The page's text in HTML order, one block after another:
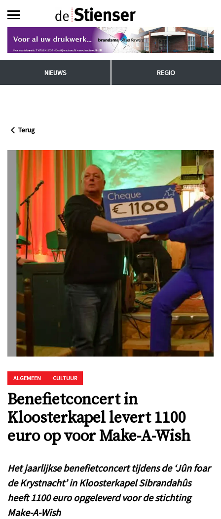
NIEUWS REGIO
Terug
ALGEMEEN CULTUUR
Benefietconcert in
Kloosterkapel levert 1100
euro op voor Make-A-Wish
Het jaarlijkse benefietconcert tijdens de ‘Jûn foar
de Krystnacht’ in Kloosterkapel Sibrandahûs
heeft 1100 euro opgeleverd voor de stichting
Make-A-Wish